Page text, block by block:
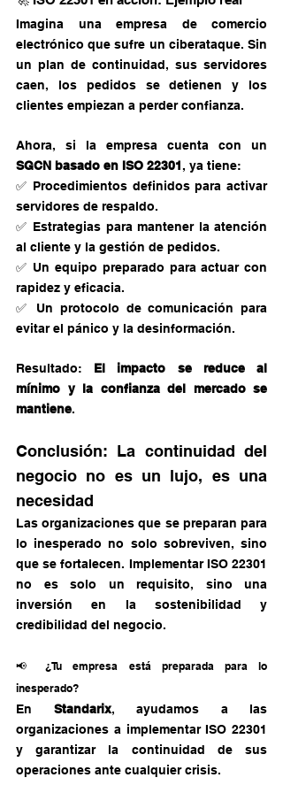
Imagina una empresa de comercio
electrónico que sufre un ciberataque. Sin
un plan de continuidad, sus servidores
caen, los pedidos se detienen y los
clientes empiezan a perder confianza.
SGCN basado en ISO 22301, ya tiene:
✅ Procedimientos definidos para activar
servidores de respaldo.
✅ Estrategias para mantener la atención
al cliente y la gestión de pedidos.
✅ Un equipo preparado para actuar con
rapidez y eficacia.
✅ Un protocolo de comunicación para
evitar el pánico y la desinformación.
Resultado: El impacto se reduce al
mínimo y la confianza del mercado se
mantiene.
Conclusión: La continuidad del
negocio no es un lujo, es una
necesidad
Las organizaciones que se preparan para
lo inesperado no solo sobreviven, sino
que se fortalecen. Implementar ISO 22301
no es solo un requisito, sino una
inversión en la sostenibilidad y
credibilidad del negocio.
📢 ¿Tu empresa está preparada para lo
inesperado?
En Standarix, ayudamos a las
organizaciones a implementar ISO 22301
y garantizar la continuidad de sus
operaciones ante cualquier crisis.